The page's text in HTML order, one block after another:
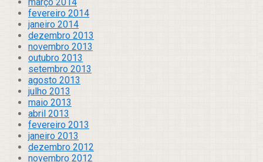
fevereiro 2014
janeiro 2014
dezembro 2013
novembro 2013
outubro 2013
setembro 2013
agosto 2013
julho 2013
maio 2013
abril 2013
fevereiro 2013
janeiro 2013
dezembro 2012
novembro 2012